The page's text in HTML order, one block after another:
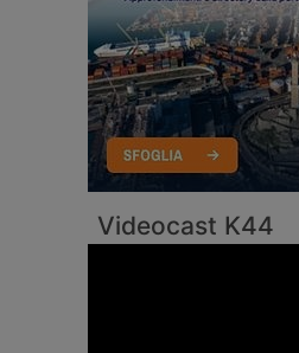
Videocast K44